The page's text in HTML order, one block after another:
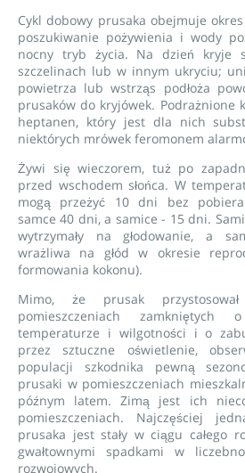
Cykl dobowy prusaka obejmuje
poszukiwanie pożywienia i wody
nocny tryb życia. Na dzień kryje
szczelinach lub w innym ukryciu;
powietrza lub wstrząs podłoża
prusaków do kryjówek. Podrażnione
heptanen, który jest dla nich
niektórych mrówek feromonem
Żywi się wieczorem, tuż po
przed wschodem słońca. W
mogą przeżyć 10 dni bez
samce 40 dni, a samice - 15 dni.
wytrzymały na głodowanie, a
wrażliwa na głód w okresie
formowania kokonu).
Mimo, że prusak
pomieszczeniach zamkniętych
temperaturze i wilgotności i o
przez sztuczne oświetlenie,
populacji szkodnika pewną
prusaki w pomieszczeniach
późnym latem. Zimą jest ich
pomieszczeniach. Najczęściej
prusaka jest stały w ciągu całego
gwałtownymi spadkami w
rozwojowych.